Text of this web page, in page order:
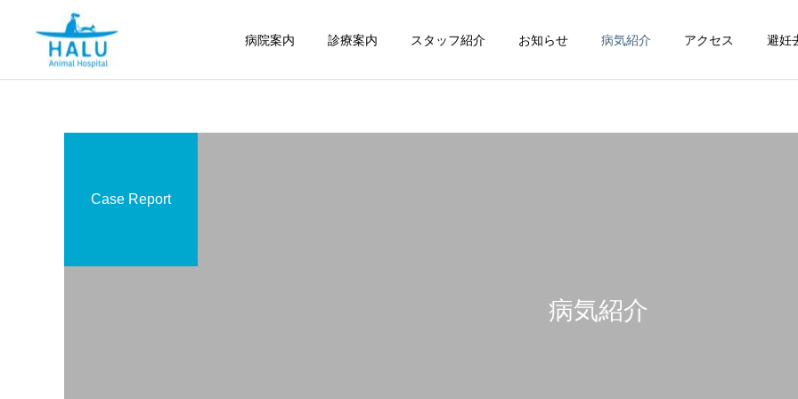
病院案内 診療案内 スタッフ紹介 お知らせ 病気紹介 アクセス 避妊
病気紹介
Case Report